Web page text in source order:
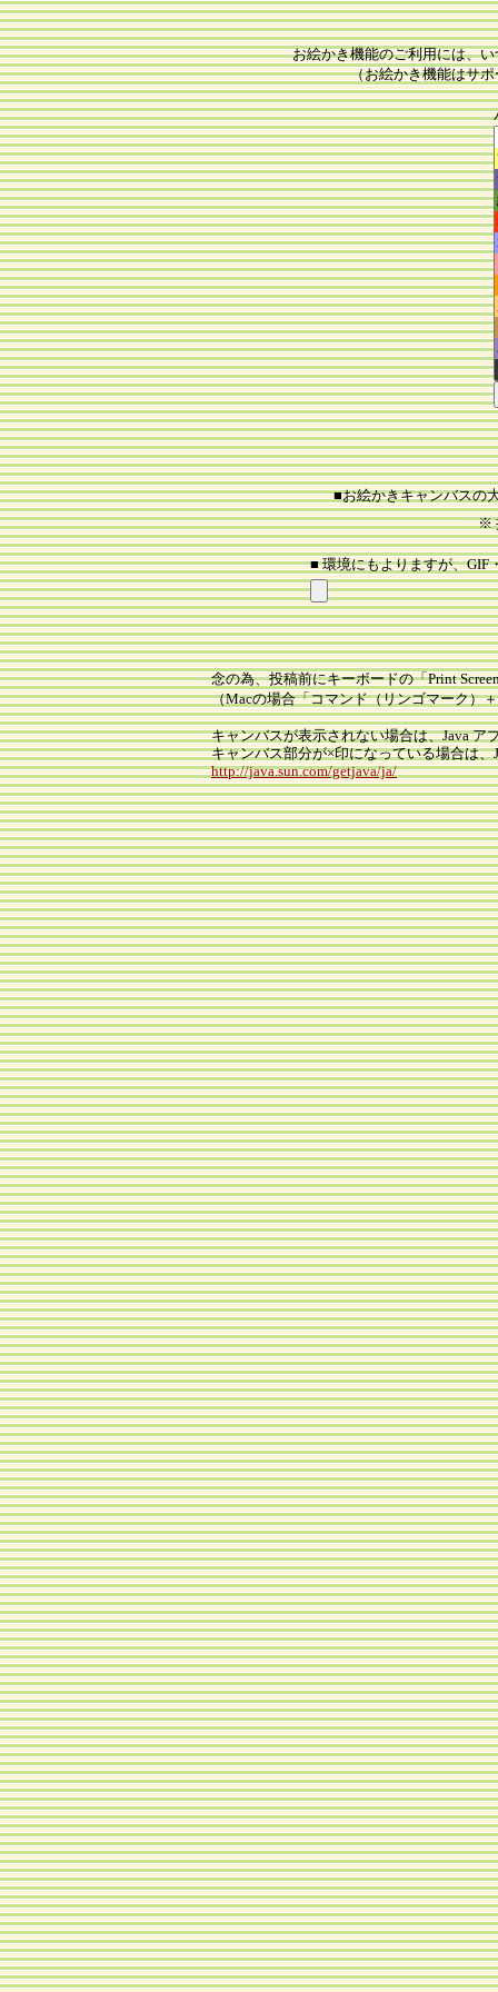
お絵かき機能のご利用には、
（お絵かき機能はサ
■お絵かきキャンバスの
※
■ 環境にもよりますが、GIF
念の為、投稿前にキーボードの「Print
（Macの場合「コマンド（リンゴマーク）
キャンバスが表示されない場合は、Java
キャンバス部分が×印になっている場合は
http://java.sun.com/getjava/ja/